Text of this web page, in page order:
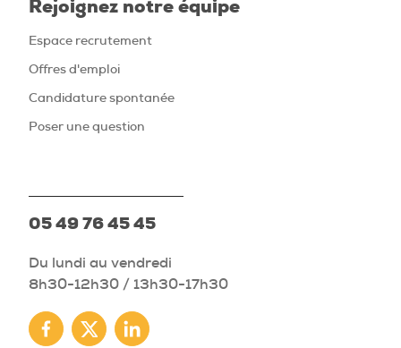
Rejoignez notre équipe
Espace recrutement
Offres d'emploi
Candidature spontanée
Poser une question
05 49 76 45 45
Du lundi au vendredi
8h30-12h30 / 13h30-17h30
Facebook
TwitterLinkedin